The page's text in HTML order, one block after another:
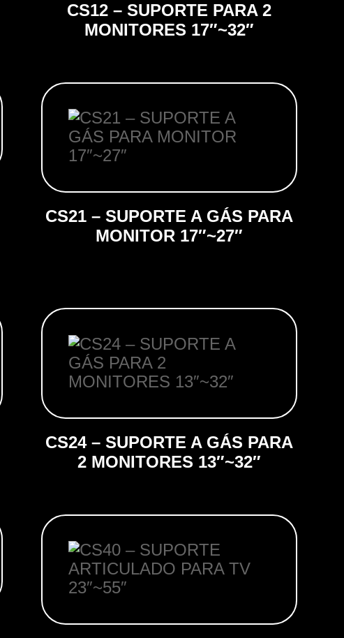
CS12 – SUPORTE PARA 2
MONITORES 17″~32″
CS21 – SUPORTE A GÁS PARA
MONITOR 17″~27″
CS24 – SUPORTE A GÁS PARA
2 MONITORES 13″~32″